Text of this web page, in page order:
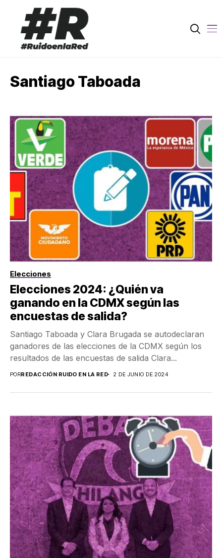
Santiago Taboada
Elecciones
Elecciones 2024: ¿Quién va
ganando en la CDMX según las
encuestas de salida?
Santiago Taboada y Clara Brugada se autodeclaran
ganadores de las elecciones de la CDMX según los
resultados de las encuestas de salida Clara...
PORREDACCIÓN RUIDO EN LA RED 2 DE JUNIO DE 2024